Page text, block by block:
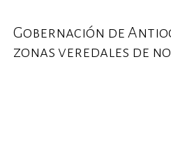
Gobernación de
zonas veredales de